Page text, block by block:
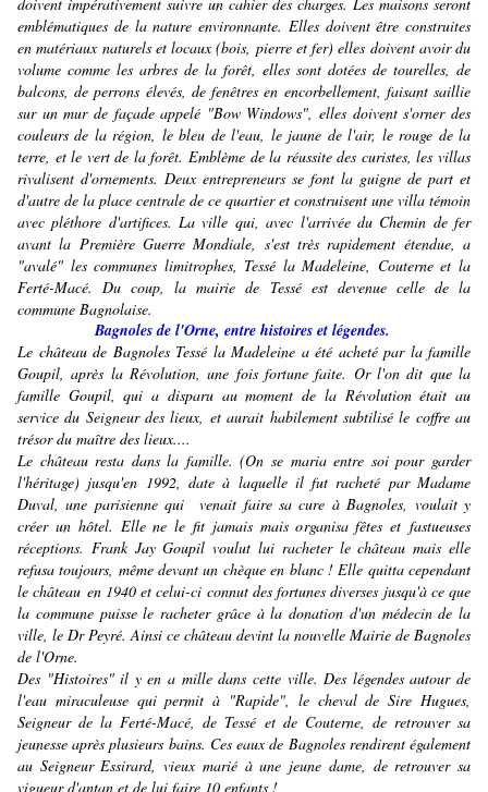
doivent impérativement suivre un cahier des charges. Les maisons seront
emblématiques de la nature environnante. Elles doivent être construites
en matériaux naturels et locaux (bois, pierre et fer) elles doivent avoir du
volume comme les arbres de la forêt, elles sont dotées de tourelles, de
balcons, de perrons élevés, de fenêtres en encorbellement, faisant saillie
sur un mur de façade appelé "Bow Windows", elles doivent s'orner des
couleurs de la région, le bleu de l'eau, le jaune de l'air, le rouge de la
terre, et le vert de la forêt. Emblème de la réussite des curistes, les villas
rivalisent d'ornements. Deux entrepreneurs se font la guigne de part et
d'autre de la place centrale de ce quartier et construisent une villa témoin
avec pléthore d'artifices. La ville qui, avec l'arrivée du Chemin de fer
avant la Première Guerre Mondiale, s'est très rapidement étendue, a
"avalé" les communes limitrophes, Tessé la Madeleine, Couterne et la
Ferté-Macé. Du coup, la mairie de Tessé est devenue celle de la
commune Bagnolaise.
Bagnoles de l'Orne, entre histoires et légendes.
Le château de Bagnoles Tessé la Madeleine a été acheté par la famille
Goupil, après la Révolution, une fois fortune faite. Or l'on dit que la
famille Goupil, qui a disparu au moment de la Révolution était au
service du Seigneur des lieux, et aurait habilement subtilisé le coffre au
trésor du maître des lieux....
Le château resta dans la famille. (On se maria entre soi pour garder
l'héritage) jusqu'en 1992, date à laquelle il fut racheté par Madame
Duval, une parisienne qui venait faire sa cure à Bagnoles, voulait y
créer un hôtel. Elle ne le fit jamais mais organisa fêtes et fastueuses
réceptions. Frank Jay Goupil voulut lui racheter le château mais elle
refusa toujours, même devant un chèque en blanc ! Elle quitta cependant
le château en 1940 et celui-ci connut des fortunes diverses jusqu'à ce que
la commune puisse le racheter grâce à la donation d'un médecin de la
ville, le Dr Peyré. Ainsi ce château devint la nouvelle Mairie de Bagnoles
de l'Orne.
Des "Histoires" il y en a mille dans cette ville. Des légendes autour de
l'eau miraculeuse qui permit à "Rapide", le cheval de Sire Hugues,
Seigneur de la Ferté-Macé, de Tessé et de Couterne, de retrouver sa
jeunesse après plusieurs bains. Ces eaux de Bagnoles rendirent également
au Seigneur Essirard, vieux marié à une jeune dame, de retrouver sa
vigueur d'antan et de lui faire 10 enfants !